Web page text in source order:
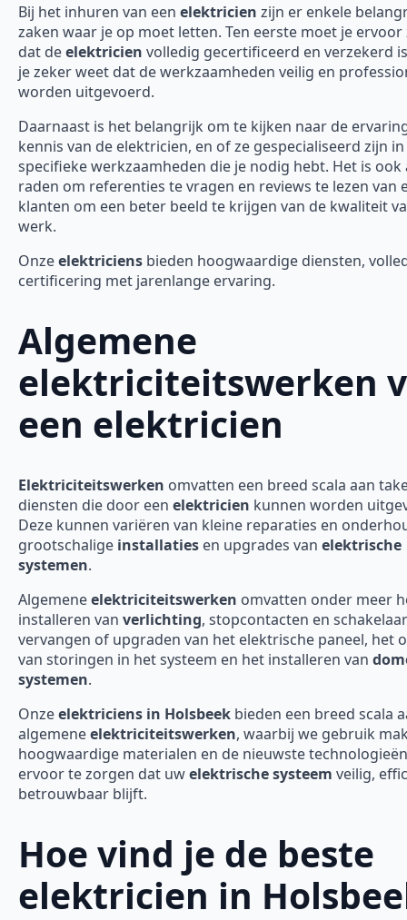
Bij het inhuren van een elektricien zijn er enkele
zaken waar je op moet letten. Ten eerste moet je
dat deelektricien volledig gecertificeerd en verzekerd
je zeker weet dat de werkzaamheden veilig en
worden uitgevoerd.
Daarnaast is het belangrijk om te kijken naar de
kennis van de elektricien, en of ze gespecialiseerd zijn
specifieke werkzaamheden die je nodig hebt. Het is ook
raden om referenties te vragen en reviews te lezen van
klanten om een beter beeld te krijgen van de kwaliteit
werk.
Onzeelektriciens bieden hoogwaardige diensten,
certificering met jarenlange ervaring.
Algemene
elektriciteitswerken
een elektricien
Elektriciteitswerken omvatten een breed scala aan
diensten die door een elektricien kunnen worden
Deze kunnen variëren van kleine reparaties en
grootschalige installaties en upgrades van elektrische
systemen.
Algemeneelektriciteitswerken omvatten onder meer
installeren van verlichting, stopcontacten en
vervangen of upgraden van het elektrische paneel, het
van storingen in het systeem en het installeren van
systemen.
Onzeelektriciens in Holsbeek bieden een breed scala
algemeneelektriciteitswerken, waarbij we gebruik
hoogwaardige materialen en de nieuwste
ervoor te zorgen dat uwelektrische systeem veilig,
betrouwbaar blijft.
Hoe vind je de beste
elektricien in